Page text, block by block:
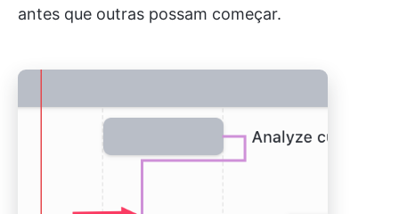
antes que outras possam começar.